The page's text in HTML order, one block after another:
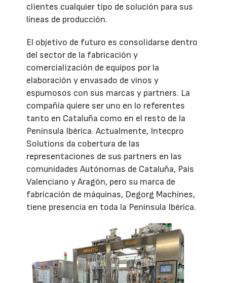
clientes cualquier tipo de solución para sus
líneas de producción.
El objetivo de futuro es consolidarse dentro
del sector de la fabricación y
comercialización de equipos por la
elaboración y envasado de vinos y
espumosos con sus marcas y partners. La
compañía quiere ser uno en lo referentes
tanto en Cataluña como en el resto de la
Península Ibérica. Actualmente, Intecpro
Solutions da cobertura de las
representaciones de sus partners en las
comunidades Autónomas de Cataluña, País
Valenciano y Aragón, pero su marca de
fabricación de máquinas, Degorg Machines,
tiene presencia en toda la Península Ibérica.